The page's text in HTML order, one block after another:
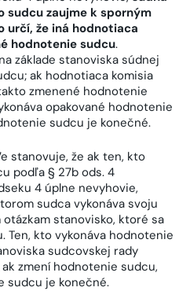
sudcu zaujme k sporným
určí, že iná hodnotiaca
hodnotenie sudcu.
základe stanoviska súdnej
ak hodnotiaca komisia
zmenené hodnotenie
opakované hodnotenie
sudcu je konečné.
stanovuje, že ak ten, kto
podľa § 27b ods. 4
4 úplne nevyhovie,
sudca vykonáva svoju
stanovisko, ktoré sa
Ten, kto vykonáva hodnotenie
sudcovskej rady
zmení hodnotenie sudcu,
sudcu je konečné.